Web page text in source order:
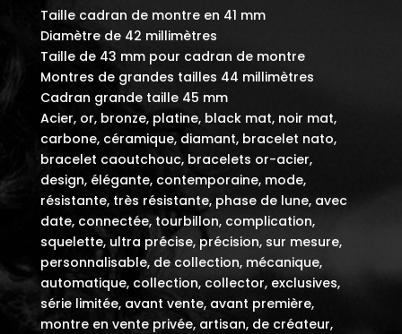
Taille cadran de montre en 41 mm
Diamètre de 42 millimètres
Taille de 43 mm pour cadran de montre
Montres de grandes tailles 44 millimètres
Cadran grande taille 45 mm
Acier, or, bronze, platine, black mat, noir mat,
carbone, céramique, diamant, bracelet nato,
bracelet caoutchouc, bracelets or-acier,
design, élégante, contemporaine, mode,
résistante, très résistante, phase de lune, avec
date, connectée, tourbillon, complication,
squelette, ultra précise, précision, sur mesure,
personnalisable, de collection, mécanique,
automatique, collection, collector, exclusives,
série limitée, avant vente, avant première,
montre en vente privée, artisan, de créateur,